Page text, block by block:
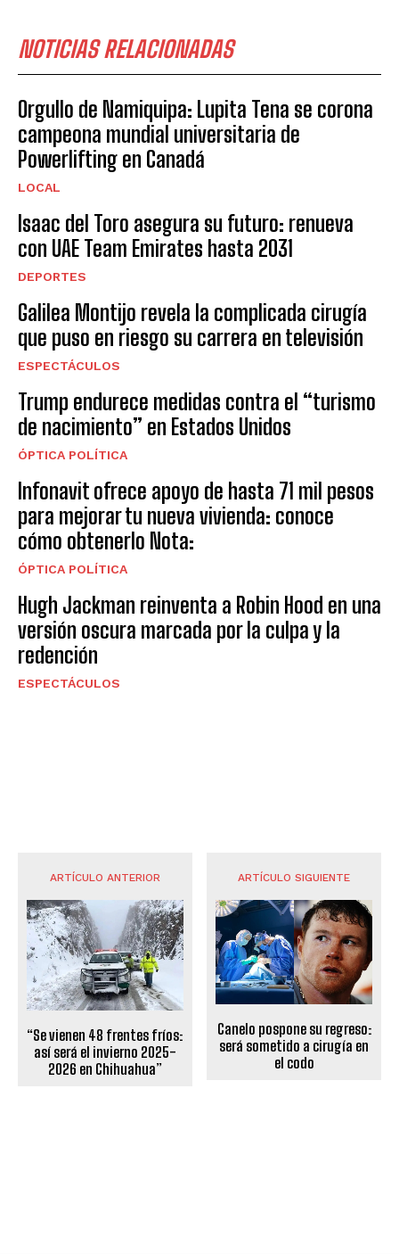
NOTICIAS RELACIONADAS
Orgullo de Namiquipa: Lupita Tena se corona
campeona mundial universitaria de
Powerlifting en Canadá
LOCAL
Isaac del Toro asegura su futuro: renueva
con UAE Team Emirates hasta 2031
DEPORTES
Galilea Montijo revela la complicada cirugía
que puso en riesgo su carrera en televisión
ESPECTÁCULOS
Trump endurece medidas contra el “turismo
de nacimiento” en Estados Unidos
ÓPTICA POLÍTICA
Infonavit ofrece apoyo de hasta 71 mil pesos
para mejorar tu nueva vivienda: conoce
cómo obtenerlo Nota:
ÓPTICA POLÍTICA
Hugh Jackman reinventa a Robin Hood en una
versión oscura marcada por la culpa y la
redención
ESPECTÁCULOS
ARTÍCULO ANTERIOR
“Se vienen 48 frentes fríos:
así será el invierno 2025-
2026 en Chihuahua”
ARTÍCULO SIGUIENTE
Canelo pospone su regreso:
será sometido a cirugía en
el codo